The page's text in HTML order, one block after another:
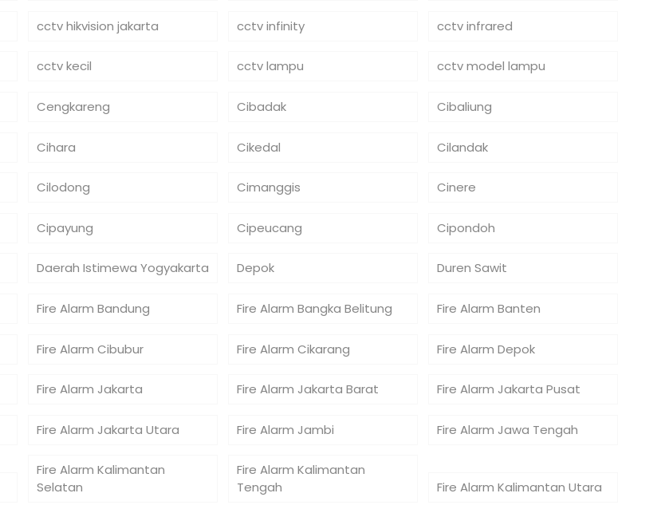
cctv hikvision jakarta cctv infinity cctv infrared
cctv kecil cctv lampu cctv model lampu
Cengkareng Cibadak Cibaliung
Cihara Cikedal Cilandak
Cilodong Cimanggis Cinere
Cipayung Cipeucang Cipondoh
Daerah Istimewa Yogyakarta Depok Duren Sawit
Fire Alarm Bandung Fire Alarm Bangka Belitung Fire Alarm Banten
Fire Alarm Cibubur Fire Alarm Cikarang Fire Alarm Depok
Fire Alarm Jakarta Fire Alarm Jakarta Barat Fire Alarm Jakarta Pusat
Fire Alarm Jakarta Utara Fire Alarm Jambi Fire Alarm Jawa Tengah
Fire Alarm Kalimantan
Selatan
Fire Alarm Kalimantan
Tengah
Fire Alarm Kalimantan Utara